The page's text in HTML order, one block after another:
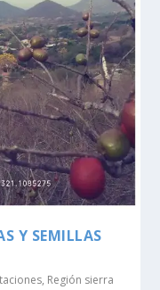
Y SEMILLAS
, Región sierra